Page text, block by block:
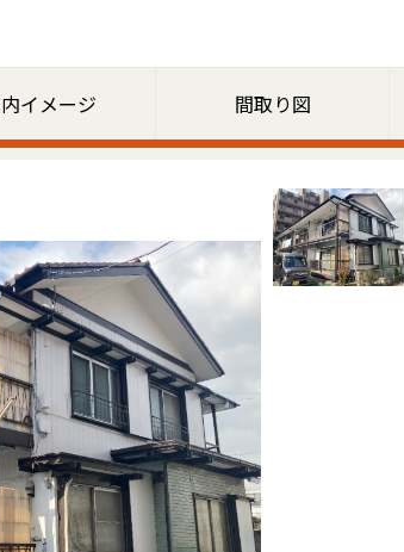
イメージ 間取り図